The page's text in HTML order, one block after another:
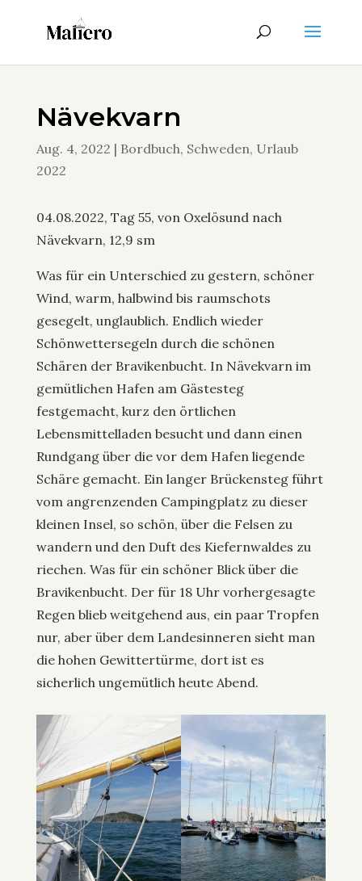
Nävekvarn
Aug. 4, 2022 | Bordbuch, Schweden, Urlaub
2022
04.08.2022, Tag 55, von Oxelösund nach
Nävekvarn, 12,9 sm
Was für ein Unterschied zu gestern, schöner
Wind, warm, halbwind bis raumschots
gesegelt, unglaublich. Endlich wieder
Schönwettersegeln durch die schönen
Schären der Bravikenbucht. In Nävekvarn im
gemütlichen Hafen am Gästesteg
festgemacht, kurz den örtlichen
Lebensmittelladen besucht und dann einen
Rundgang über die vor dem Hafen liegende
Schäre gemacht. Ein langer Brückensteg führt
vom angrenzenden Campingplatz zu dieser
kleinen Insel, so schön, über die Felsen zu
wandern und den Duft des Kiefernwaldes zu
riechen. Was für ein schöner Blick über die
Bravikenbucht. Der für 18 Uhr vorhergesagte
Regen blieb weitgehend aus, ein paar Tropfen
nur, aber über dem Landesinneren sieht man
die hohen Gewittertürme, dort ist es
sicherlich ungemütlich heute Abend.